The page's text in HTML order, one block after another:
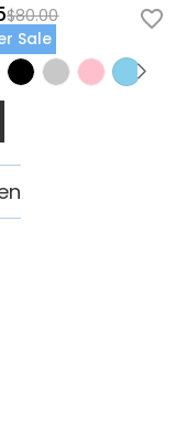
$80.00
Sale